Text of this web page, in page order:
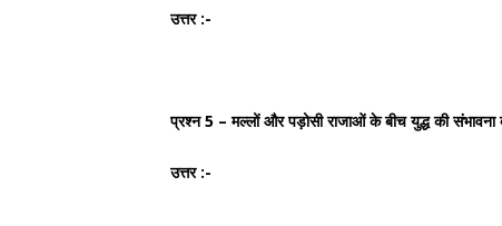
उत्तर :-
प्रश्न 5 – मल्लों और पड़ोसी राजाओं के बीच युद्ध की
उत्तर :-